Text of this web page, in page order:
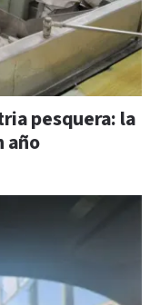
pesquera: la
año